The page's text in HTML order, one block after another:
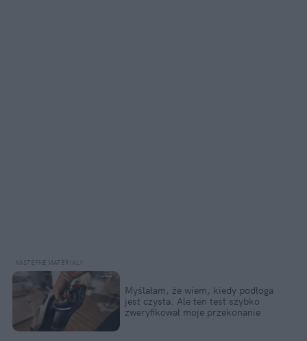
Myślałam, że wiem, kiedy podłoga
jest czysta. Ale ten test szybko
zweryfikował moje przekonanie